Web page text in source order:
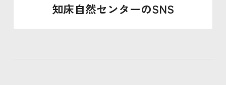
知床自然センターのSNS